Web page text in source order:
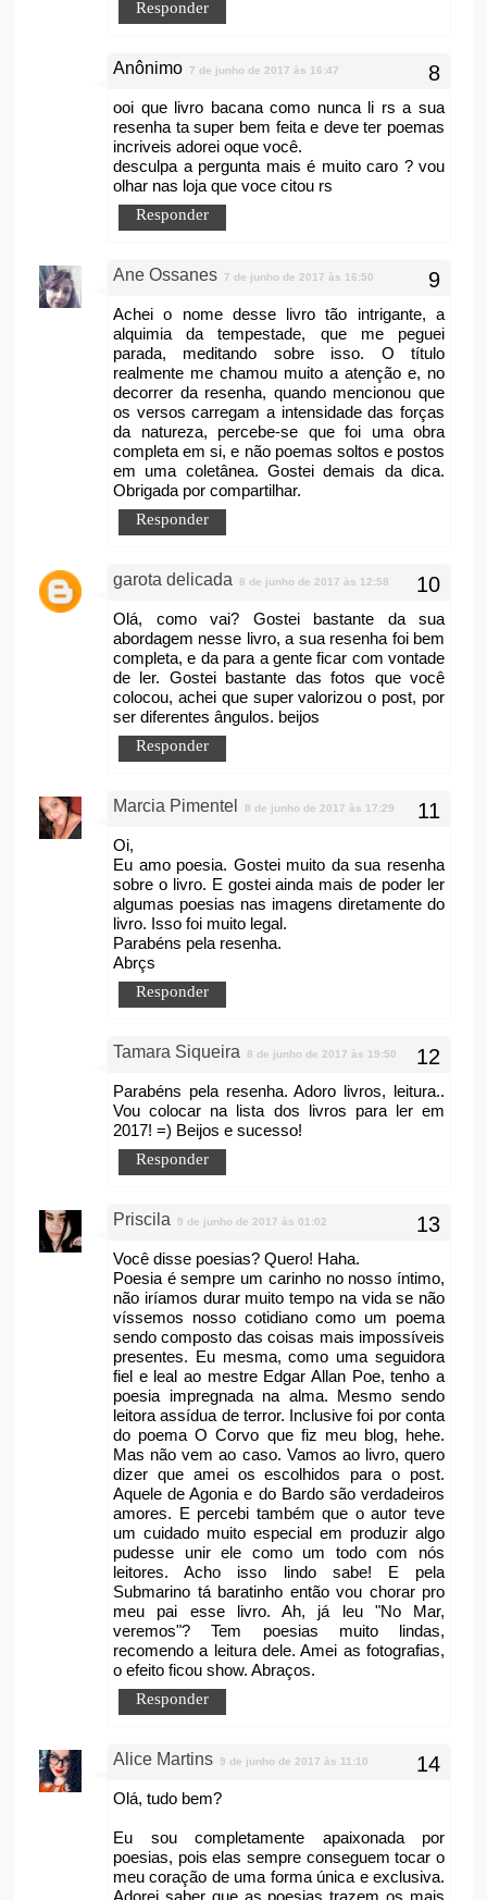
Responder
Anônimo 7 de junho de 2017 às 16:47
ooi que livro bacana como nunca li rs a sua
resenha ta super bem feita e deve ter poemas
incriveis adorei oque você.
desculpa a pergunta mais é muito caro ? vou
olhar nas loja que voce citou rs
Responder
Ane Ossanes 7 de junho de 2017 às 16:50
Achei o nome desse livro tão intrigante, a
alquimia da tempestade, que me peguei
parada, meditando sobre isso. O título
realmente me chamou muito a atenção e, no
decorrer da resenha, quando mencionou que
os versos carregam a intensidade das forças
da natureza, percebe-se que foi uma obra
completa em si, e não poemas soltos e postos
em uma coletânea. Gostei demais da dica.
Obrigada por compartilhar.
Responder
garota delicada 8 de junho de 2017 às 12:58
Olá, como vai? Gostei bastante da sua
abordagem nesse livro, a sua resenha foi bem
completa, e da para a gente ficar com vontade
de ler. Gostei bastante das fotos que você
colocou, achei que super valorizou o post, por
ser diferentes ângulos. beijos
Responder
Marcia Pimentel 8 de junho de 2017 às 17:29
Oi,
Eu amo poesia. Gostei muito da sua resenha
sobre o livro. E gostei ainda mais de poder ler
algumas poesias nas imagens diretamente do
livro. Isso foi muito legal.
Parabéns pela resenha.
Abrçs
Responder
Tamara Siqueira 8 de junho de 2017 às 19:50
Parabéns pela resenha. Adoro livros, leitura..
Vou colocar na lista dos livros para ler em
2017! =) Beijos e sucesso!
Responder
Priscila 9 de junho de 2017 às 01:02
Você disse poesias? Quero! Haha.
Poesia é sempre um carinho no nosso íntimo,
não iríamos durar muito tempo na vida se não
víssemos nosso cotidiano como um poema
sendo composto das coisas mais impossíveis
presentes. Eu mesma, como uma seguidora
fiel e leal ao mestre Edgar Allan Poe, tenho a
poesia impregnada na alma. Mesmo sendo
leitora assídua de terror. Inclusive foi por conta
do poema O Corvo que fiz meu blog, hehe.
Mas não vem ao caso. Vamos ao livro, quero
dizer que amei os escolhidos para o post.
Aquele de Agonia e do Bardo são verdadeiros
amores. E percebi também que o autor teve
um cuidado muito especial em produzir algo
pudesse unir ele como um todo com nós
leitores. Acho isso lindo sabe! E pela
Submarino tá baratinho então vou chorar pro
meu pai esse livro. Ah, já leu "No Mar,
veremos"? Tem poesias muito lindas,
recomendo a leitura dele. Amei as fotografias,
o efeito ficou show. Abraços.
Responder
Alice Martins 9 de junho de 2017 às 11:10
Olá, tudo bem?
Eu sou completamente apaixonada por
poesias, pois elas sempre conseguem tocar o
meu coração de uma forma única e exclusiva.